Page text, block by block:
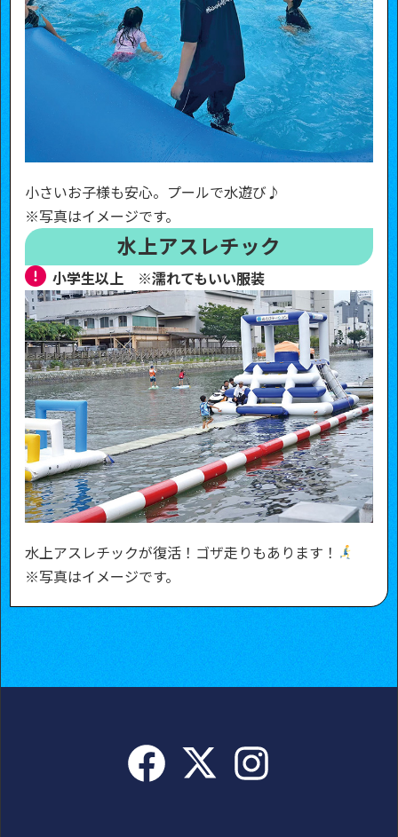
小さいお子様も安心。プールで水遊び♪
※写真はイメージです。
水上アスレチック
小学生以上 ※濡れてもいい服装
水上アスレチックが復活！ゴザ走りもあります！
※写真はイメージです。
Facebook